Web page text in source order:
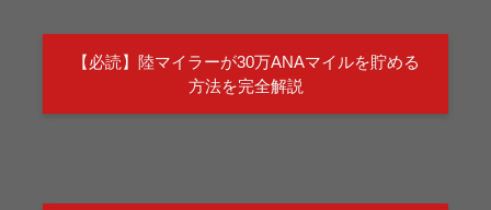
【必読】陸マイラーが30万ANAマイルを貯める
方法を完全解説